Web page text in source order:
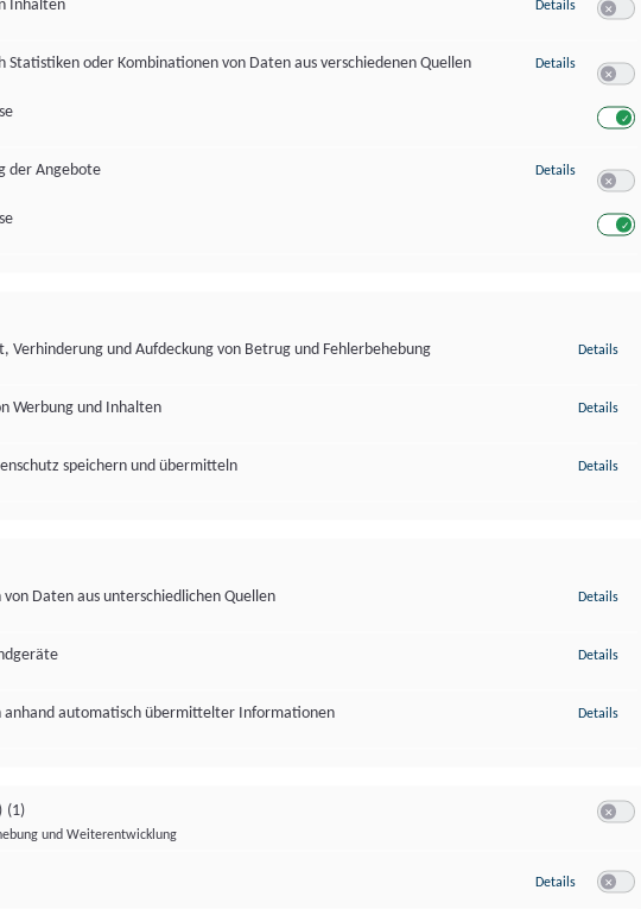
Inhalten
Details
Statistiken oder Kombinationen von Daten aus verschiedenen Quellen
Details zu
der Angebote
Details zu
Verhinderung und Aufdeckung von Betrug und Fehlerbehebung
Details
Werbung und Inhalten Details
speichern und übermitteln Details
Daten aus unterschiedlichen Quellen
Details
Details
anhand automatisch übermittelter Informationen Details
(1)
und Weiterentwicklung
Details zu Google